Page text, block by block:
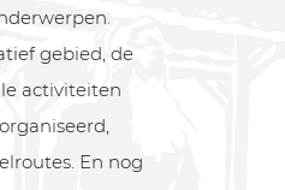
gebied, de
activiteiten
En nog